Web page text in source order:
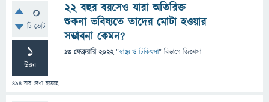
0
টি ভোট
1
উত্তর
494 বার দেখা হয়েছে
২২ বছর বয়সেও যারা অতিরিক্ত
শুকনা ভবিষ্যতে তাদের মোটা হওয়ার
সম্ভাবনা কেমন?
13 ফেব্রুয়ারি 2022 "স্বাস্থ্য ও চিকিৎসা" বিভাগে জিজ্ঞাসা